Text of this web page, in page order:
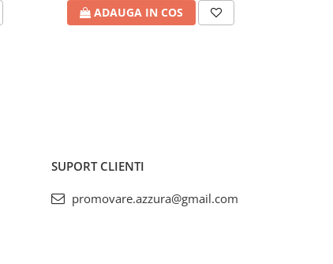
ADAUGA IN COS
SUPORT CLIENTI
promovare.azzura@gmail.com